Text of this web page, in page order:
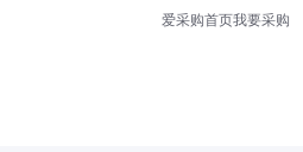
爱采购首页我要采购